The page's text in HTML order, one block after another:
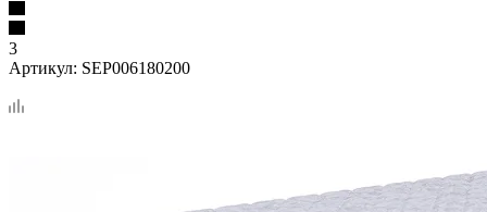
3
Артикул: SEP006180200